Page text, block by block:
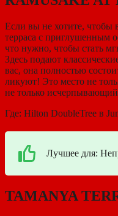
Если вы не хотите, чтобы
терраса с приглушенным
что нужно, чтобы стать
Здесь подают
вас, она полностью
ликуют! Это место не
не только
Где: Hilton DoubleTree в
Лучшее для:
TAMANYA